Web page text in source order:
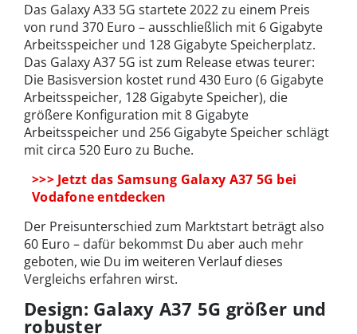
Das Galaxy A33 5G startete 2022 zu einem Preis
von rund 370 Euro – ausschließlich mit 6 Gigabyte
Arbeitsspeicher und 128 Gigabyte Speicherplatz.
Das Galaxy A37 5G ist zum Release etwas teurer:
Die Basisversion kostet rund 430 Euro (6 Gigabyte
Arbeitsspeicher, 128 Gigabyte Speicher), die
größere Konfiguration mit 8 Gigabyte
Arbeitsspeicher und 256 Gigabyte Speicher schlägt
mit circa 520 Euro zu Buche.
>>> Jetzt das Samsung Galaxy A37 5G bei
Vodafone entdecken
Der Preisunterschied zum Marktstart beträgt also
60 Euro – dafür bekommst Du aber auch mehr
geboten, wie Du im weiteren Verlauf dieses
Vergleichs erfahren wirst.
Design: Galaxy A37 5G größer und
robuster